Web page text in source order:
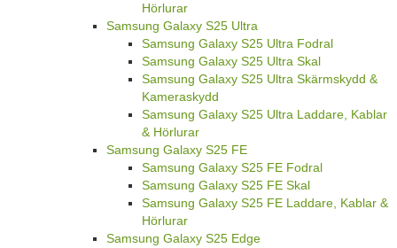
Hörlurar
Samsung Galaxy S25 Ultra
Samsung Galaxy S25 Ultra Fodral
Samsung Galaxy S25 Ultra Skal
Samsung Galaxy S25 Ultra Skärmskydd &
Kameraskydd
Samsung Galaxy S25 Ultra Laddare, Kablar
& Hörlurar
Samsung Galaxy S25 FE
Samsung Galaxy S25 FE Fodral
Samsung Galaxy S25 FE Skal
Samsung Galaxy S25 FE Laddare, Kablar &
Hörlurar
Samsung Galaxy S25 Edge